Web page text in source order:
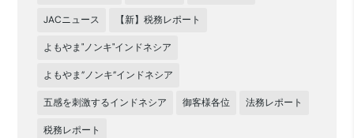
JACニュース 【新】税務レポート
よもやま"ノンキ"インドネシア
よもやま”ノンキ”インドネシア
五感を刺激するインドネシア 御客様各位 法務レポート
税務レポート